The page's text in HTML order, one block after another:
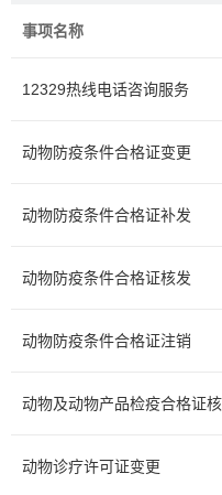
水务气象
医疗卫生
事项名称
12329热线电话咨询服务
动物防疫条件合格证变更
动物防疫条件合格证补发
动物防疫条件合格证核发
动物防疫条件合格证注销
动物及动物产品检疫合格证
动物诊疗许可证变更